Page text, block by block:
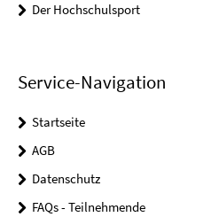
Der Hochschulsport
Service-Navigation
Startseite
AGB
Datenschutz
FAQs - Teilnehmende